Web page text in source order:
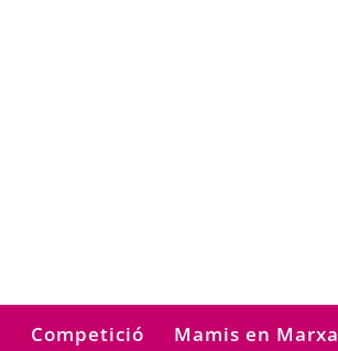
Competició Mamis en Marxa